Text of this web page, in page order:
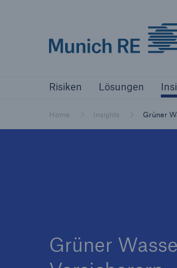
Risiken Lösungen
Home Insights Grüner
Grüner
Risiken Lösungen
Bewältigen Sie Ihre
Lösungen